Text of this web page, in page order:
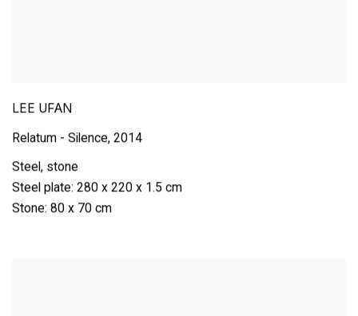
LEE UFAN
Relatum - Silence, 2014
Steel, stone
Steel plate: 280 x 220 x 1.5 cm
Stone: 80 x 70 cm